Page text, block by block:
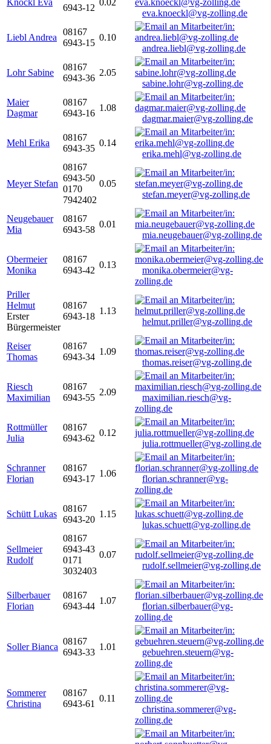
Knöckl Eva
6943-12
0.02
eva.knoeckl@vg-zolling.de
Liebl Andrea
08167
6943-15
0.10
andrea.liebl@vg-zolling.de
Lohr Sabine
08167
6943-36
2.05
sabine.lohr@vg-zolling.de
Maier
Dagmar
08167
6943-16
1.08
dagmar.maier@vg-zolling.de
Mehl Erika
08167
6943-35
0.14
erika.mehl@vg-zolling.de
Meyer Stefan
08167
6943-50
0170
7942402
0.05
stefan.meyer@vg-zolling.de
Neugebauer
Mia
08167
6943-58
0.01
mia.neugebauer@vg-zolling.de
Obermeier
Monika
08167
6943-42
0.13
monika.obermeier@vg-
zolling.de
Priller
Helmut
Erster
Bürgermeister
08167
6943-18
1.13
helmut.priller@vg-zolling.de
Reiser
Thomas
08167
6943-34
1.09
thomas.reiser@vg-zolling.de
Riesch
Maximilian
08167
6943-55
2.09
maximilian.riesch@vg-
zolling.de
Rottmüller
Julia
08167
6943-62
0.12
julia.rottmueller@vg-zolling.de
Schranner
Florian
08167
6943-17
1.06
florian.schranner@vg-
zolling.de
Schütt Lukas
08167
6943-20
1.15
lukas.schuett@vg-zolling.de
Sellmeier
Rudolf
08167
6943-43
0171
3032403
0.07
rudolf.sellmeier@vg-zolling.de
Silberbauer
Florian
08167
6943-44
1.07
florian.silberbauer@vg-
zolling.de
Soller Bianca
08167
6943-33
1.01
gebuehren.steuern@vg-
zolling.de
Sommerer
Christina
08167
6943-61
0.11
christina.sommerer@vg-
zolling.de